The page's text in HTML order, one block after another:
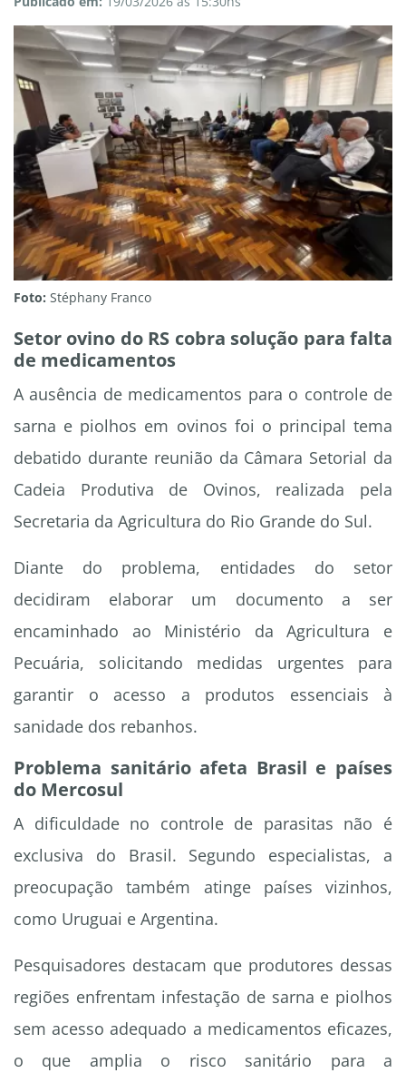
Foto: Stéphany Franco
Setor ovino do RS cobra solução para falta
de medicamentos
A ausência de medicamentos para o controle de
sarna e piolhos em ovinos foi o principal tema
debatido durante reunião da Câmara Setorial da
Cadeia Produtiva de Ovinos, realizada pela
Secretaria da Agricultura do Rio Grande do Sul.
Diante do problema, entidades do setor
decidiram elaborar um documento a ser
encaminhado ao Ministério da Agricultura e
Pecuária, solicitando medidas urgentes para
garantir o acesso a produtos essenciais à
sanidade dos rebanhos.
Problema sanitário afeta Brasil e países
do Mercosul
A dificuldade no controle de parasitas não é
exclusiva do Brasil. Segundo especialistas, a
preocupação também atinge países vizinhos,
como Uruguai e Argentina.
Pesquisadores destacam que produtores dessas
regiões enfrentam infestação de sarna e piolhos
sem acesso adequado a medicamentos eficazes,
o que amplia o risco sanitário para a